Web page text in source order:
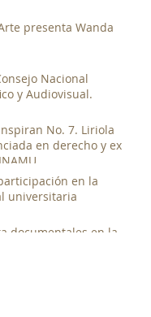
presenta Wanda
y Audiovisual.
No. 7. Liriola
en derecho y ex
en la
universitaria
documentales en la